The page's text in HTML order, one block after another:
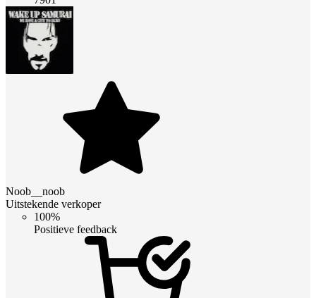
Noob__noob
Uitstekende verkoper
100%
Positieve feedback